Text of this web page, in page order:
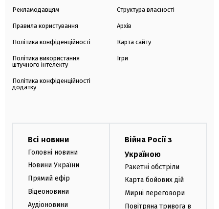
Рекламодавцям
Правила користування
Політика конфіденційності
Політика використання
штучного інтелекту
Політика конфіденційності
додатку
Структура власності
Архів
Карта сайту
Ігри
Всі новини
Головні новини
Новини України
Прямий ефір
Відеоновини
Аудіоновини
Війна Росії з
Україною
Ракетні обстріли
Карта бойових дій
Мирні переговори
Повітряна тривога в